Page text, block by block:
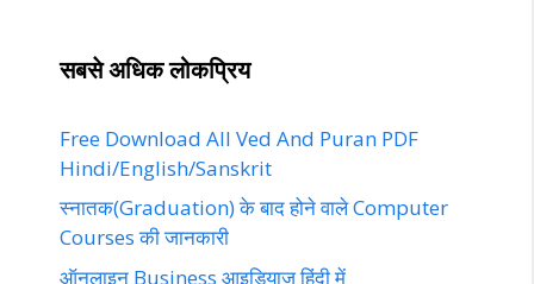
सबसे अधिक लोकप्रिय
Free Download All Ved And Puran PDF
Hindi/English/Sanskrit
स्नातक(Graduation) के बाद होने वाले Computer
Courses की जानकारी
ऑनलाइन Business आइडियाज हिंदी में